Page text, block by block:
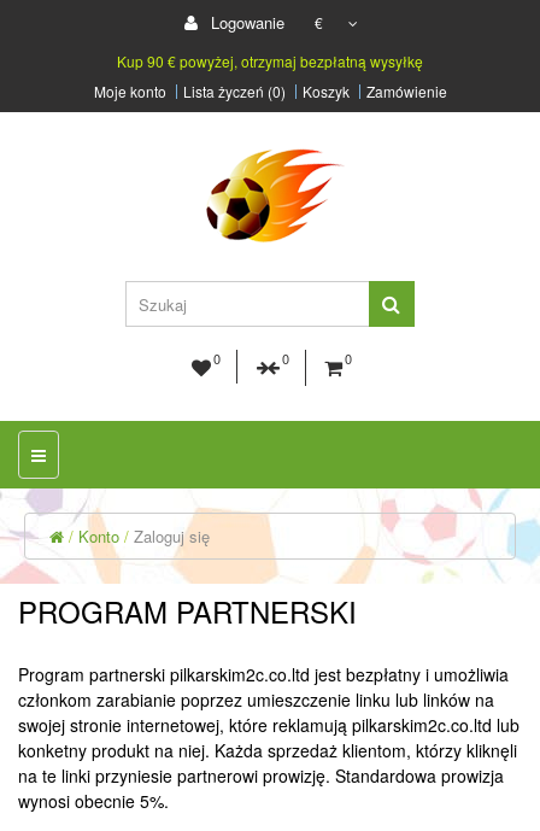
Logowanie
€
Kup 90 € powyżej, otrzymaj bezpłatną wysyłkę
Moje konto
Lista życzeń (0) Koszyk Zamówienie
0 0 0
Konto Zaloguj się
PROGRAM PARTNERSKI
Program partnerski pilkarskim2c.co.ltd jest bezpłatny i umożliwia
członkom zarabianie poprzez umieszczenie linku lub linków na
swojej stronie internetowej, które reklamują pilkarskim2c.co.ltd lub
konketny produkt na niej. Każda sprzedaż klientom, którzy kliknęli
na te linki przyniesie partnerowi prowizję. Standardowa prowizja
wynosi obecnie 5%.